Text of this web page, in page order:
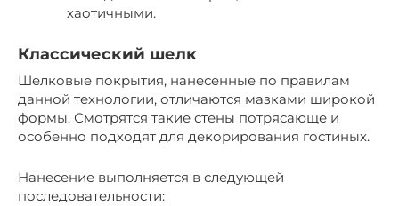
хаотичными.
Классический шелк
Шелковые покрытия, нанесенные по правилам
данной технологии, отличаются мазками широкой
формы. Смотрятся такие стены потрясающе и
особенно подходят для декорирования гостиных.
Нанесение выполняется в следующей
последовательности: